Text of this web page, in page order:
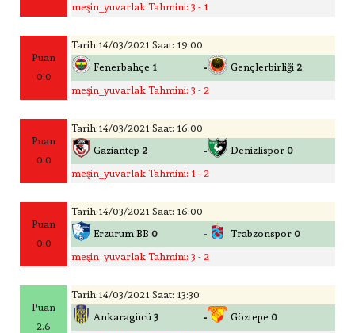
meşin_yuvarlak Tahmini: 3 - 1
Puan
0.0
Tarih:14/03/2021 Saat: 19:00
Fenerbahçe 1 - Gençlerbirliği 2
meşin_yuvarlak Tahmini: 3 - 2
Puan
0.0
Tarih:14/03/2021 Saat: 16:00
Gaziantep 2 - Denizlispor 0
meşin_yuvarlak Tahmini: 1 - 2
Puan
0.0
Tarih:14/03/2021 Saat: 16:00
Erzurum BB 0 - Trabzonspor 0
meşin_yuvarlak Tahmini: 3 - 2
Puan
2.6
Tarih:14/03/2021 Saat: 13:30
Ankaragücü 3 - Göztepe 0